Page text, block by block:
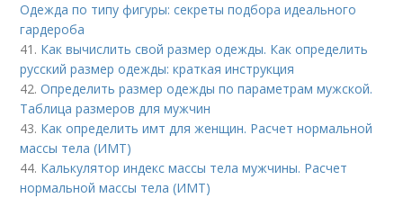
Одежда по типу фигуры: секреты подбора идеального
гардероба
41. Как вычислить свой размер одежды. Как определить
русский размер одежды: краткая инструкция
42.Определить размер одежды по параметрам мужской.
Таблица размеров для мужчин
43. Как определить имт для женщин. Расчет нормальной
массы тела (ИМТ)
44. Калькулятор индекс массы тела мужчины. Расчет
нормальной массы тела (ИМТ)